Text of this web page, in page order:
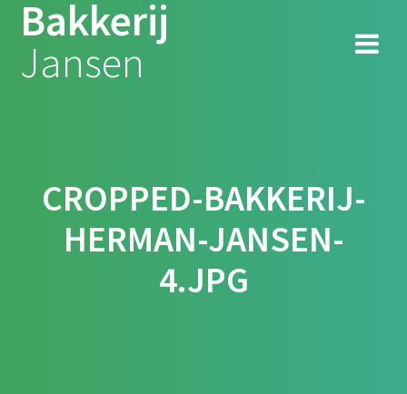
Bakkerij
Jansen
CROPPED-BAKKERIJ-
HERMAN-JANSEN-
4.JPG